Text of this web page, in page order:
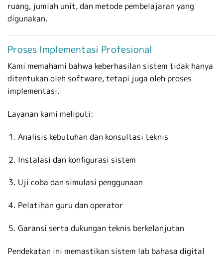
ruang, jumlah unit, dan metode pembelajaran yang
digunakan.
Proses Implementasi Profesional
Kami memahami bahwa keberhasilan sistem tidak hanya
ditentukan oleh software, tetapi juga oleh proses
implementasi.
Layanan kami meliputi:
Analisis kebutuhan dan konsultasi teknis
Instalasi dan konfigurasi sistem
Uji coba dan simulasi penggunaan
Pelatihan guru dan operator
Garansi serta dukungan teknis berkelanjutan
Pendekatan ini memastikan sistem lab bahasa digital